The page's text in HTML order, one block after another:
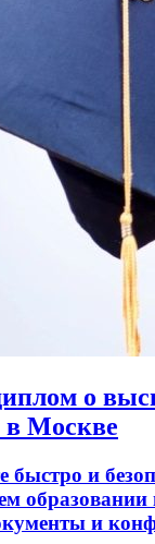
о
в Москве
быстро и
образовании
и